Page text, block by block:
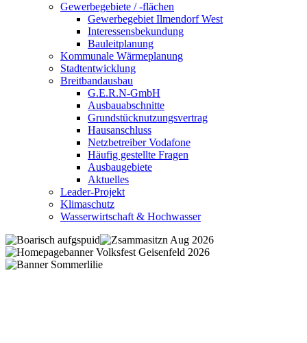
Gewerbegebiete / -flächen
Gewerbegebiet Ilmendorf West
Interessensbekundung
Bauleitplanung
Kommunale Wärmeplanung
Stadtentwicklung
Breitbandausbau
G.E.R.N-GmbH
Ausbauabschnitte
Grundstücknutzungsvertrag
Hausanschluss
Netzbetreiber Vodafone
Häufig gestellte Fragen
Ausbaugebiete
Aktuelles
Leader-Projekt
Klimaschutz
Wasserwirtschaft & Hochwasser